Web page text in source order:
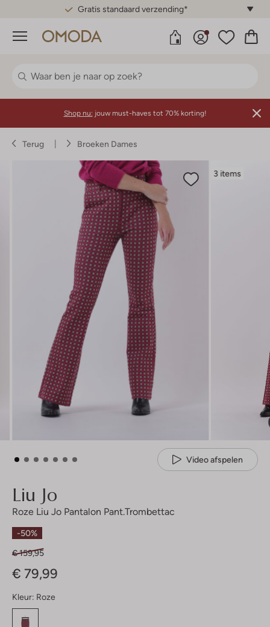
Gratis standaard verzending*
Menu
Shop nu: jouw must-haves tot 70% korting!
Terug Broeken Dames
3 items
Video afspelen
Liu Jo
Roze Liu Jo Pantalon Pant.trombettac
-50%
€ 159,95
€ 79,99
Kleur: Roze